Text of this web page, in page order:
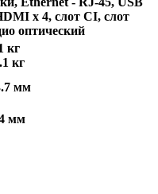
x 4, слот CI, слот
оптический
кг
кг
мм
мм